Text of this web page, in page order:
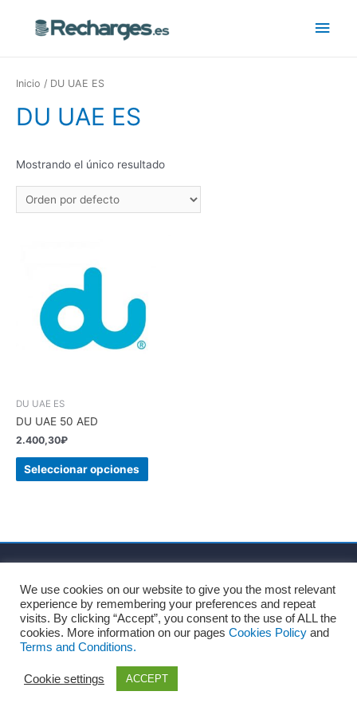
Inicio / DU UAE ES
DU UAE ES
Mostrando el único resultado
DU UAE ES
DU UAE 50 AED
2.400,30₽
Seleccionar opciones
Política de privacidad
Política de cookies
Consentimiento para el tratamiento de datos personales
Blog
Contacto
Copyright © 2026
We use cookies on our website to give you the most relevant
experience by remembering your preferences and repeat
visits. By clicking “Accept”, you consent to the use of ALL the
cookies. More information on our pages Cookies Policy and
Terms and Conditions.
Cookie settings ACCEPT